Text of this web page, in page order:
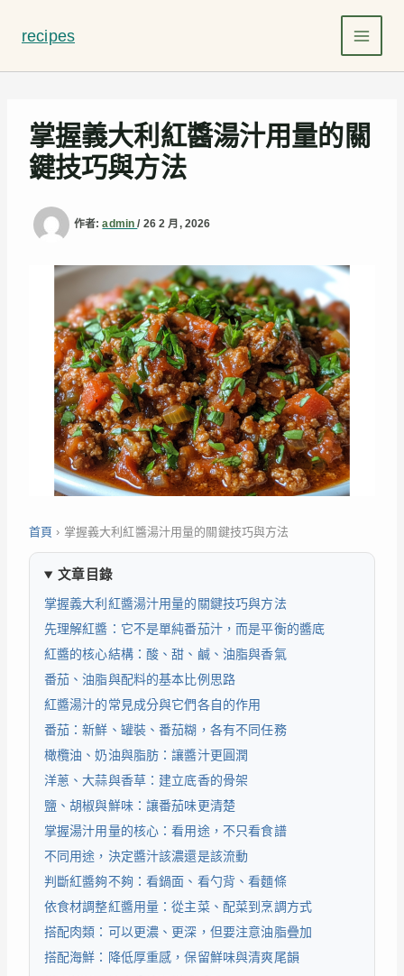
要
recipes
掌握義大利紅醬湯汁用量的關
鍵技巧與方法
作者:admin/ 26 2 月, 2026
首頁 › 掌握義大利紅醬湯汁用量的關鍵技巧與方法
文章目錄
掌握義大利紅醬湯汁用量的關鍵技巧與方法
先理解紅醬：它不是單純番茄汁，而是平衡的醬底
紅醬的核心結構：酸、甜、鹹、油脂與香氣
番茄、油脂與配料的基本比例思路
紅醬湯汁的常見成分與它們各自的作用
番茄：新鮮、罐裝、番茄糊，各有不同任務
橄欖油、奶油與脂肪：讓醬汁更圓潤
洋蔥、大蒜與香草：建立底香的骨架
鹽、胡椒與鮮味：讓番茄味更清楚
掌握湯汁用量的核心：看用途，不只看食譜
不同用途，決定醬汁該濃還是該流動
判斷紅醬夠不夠：看鍋面、看勺背、看麵條
依食材調整紅醬用量：從主菜、配菜到烹調方式
搭配肉類：可以更濃、更深，但要注意油脂疊加
搭配海鮮：降低厚重感，保留鮮味與清爽尾韻